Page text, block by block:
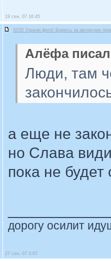
19 сен, 07 16:45
SOS! Украли фото! Борюсь за авторские
Алёфа
Люди, там
а еще не
но Слава
пока не будет
дорогу осилит
27 сен, 07 0:07